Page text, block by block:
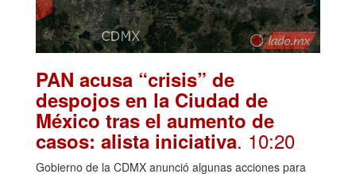
PAN acusa “crisis” de
despojos en la Ciudad de
México tras el aumento de
casos: alista iniciativa. 10:20
Gobierno de la CDMX anunció algunas acciones para